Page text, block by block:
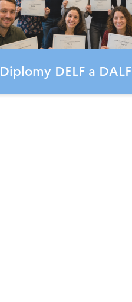
Diplomy DELF a DALF